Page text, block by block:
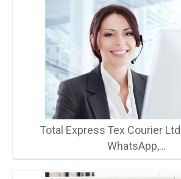
Total Express Tex Courier
WhatsApp,…